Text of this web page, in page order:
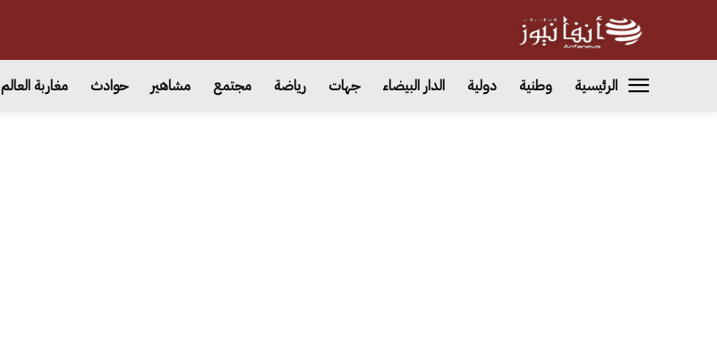
الرئيسية وطنية دولية الدار البيضاء جهات رياضة مجتمع مشاهير حوادث مغاربة العالم